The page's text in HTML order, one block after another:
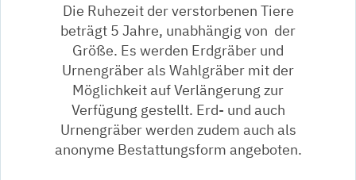
Die Ruhezeit der verstorbenen Tiere
beträgt 5 Jahre, unabhängig von der
Größe. Es werden Erdgräber und
Urnengräber als Wahlgräber mit der
Möglichkeit auf Verlängerung zur
Verfügung gestellt. Erd- und auch
Urnengräber werden zudem auch als
anonyme Bestattungsform angeboten.